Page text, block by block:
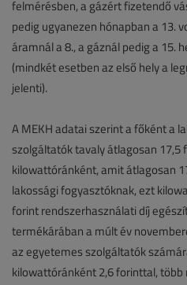
felmérésben, a gázért fizetendő
pedig ugyanezen hónapban a 13.
áramnál a 8., a gáznál pedig a 15.
(mindkét esetben az első hely a
jelenti).
A MEKH adatai szerint a főként a
szolgáltatók tavaly átlagosan
kilowattóránként, amit átlagosan
lakossági fogyasztóknak, ezt
forint rendszerhasználati díj
termékárában a múlt év
az egyetemes szolgáltatók
kilowattóránként 2,6 forinttal, több